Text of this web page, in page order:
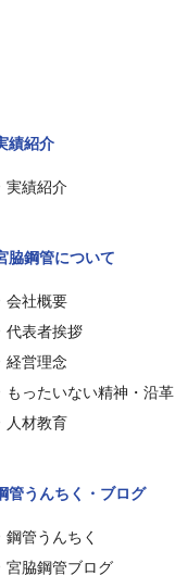
績紹介
実績紹介
脇鋼管について
会社概要
代表者挨拶
経営理念
もったいない精神・沿革
人材教育
管うんちく・ブログ
鋼管うんちく
宮脇鋼管ブログ